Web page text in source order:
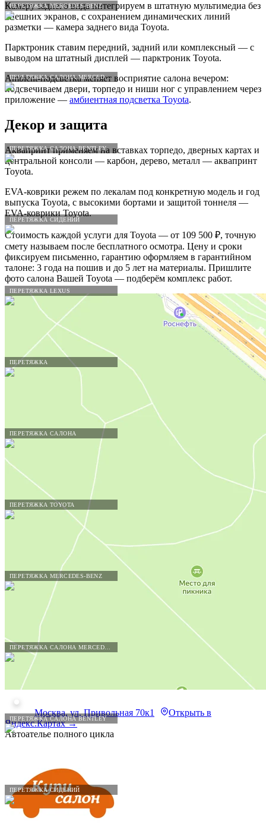
ПЕРЕТЯЖКА MERCEDES-BENZ
ПЕРЕТЯЖКА САЛОНА MERCEDES-BENZ
ПЕРЕТЯЖКА САЛОНА BENTLEY
ПЕРЕТЯЖКА СИДЕНИЙ
ПЕРЕТЯЖКА LEXUS
ПЕРЕТЯЖКА
ПЕРЕТЯЖКА САЛОНА
ПЕРЕТЯЖКА TOYOTA
ПЕРЕТЯЖКА MERCEDES-BENZ
ПЕРЕТЯЖКА САЛОНА BENTLEY
ПЕРЕТЯЖКА СИДЕНИЙ
Камеру заднего вида интегрируем в штатную мультимедиа без
внешних экранов, с сохранением динамических линий
разметки — камера заднего вида Toyota.
Парктроник ставим передний, задний или комплексный — с
выводом на штатный дисплей — парктроник Toyota.
Ambient-подсветка меняет восприятие салона вечером:
подсвечиваем двери, торпедо и ниши ног с управлением через
приложение — амбиентная подсветка Toyota.
Декор и защита
Аквапринт применяем на вставках торпедо, дверных картах и
центральной консоли — карбон, дерево, металл — аквапринт
Toyota.
EVA-коврики режем по лекалам под конкретную модель и год
выпуска Toyota, с высокими бортами и защитой тоннеля —
EVA-коврики Toyota.
Стоимость каждой услуги для Toyota — от 109 500 ₽, точную
смету называем после бесплатного осмотра. Цену и сроки
фиксируем письменно, гарантию оформляем в гарантийном
талоне: 3 года на пошив и до 5 лет на материалы. Пришлите
фото салона Вашей Toyota — подберём комплекс работ.
Москва, ул. Привольная 70к1
Открыть в
Яндекс.Картах →
Автоателье полного цикла